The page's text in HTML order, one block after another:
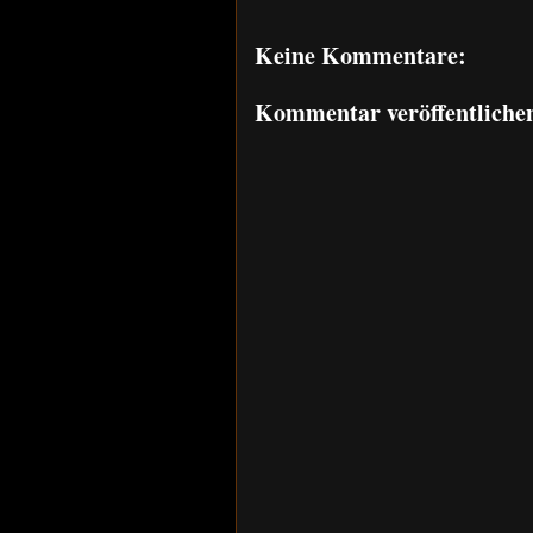
Keine Kommentare:
Kommentar